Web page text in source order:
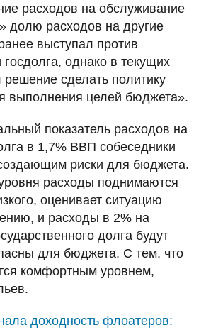
расходов на обслуживание
долю расходов на другие
выступал против
однако в текущих
сделать политику
выполнения целей бюджета».
показатель расходов на
в 1,7% ВВП собеседники
риски для бюджета.
расходы поднимаются
оценивает ситуацию
и расходы в 2% на
долга будут
для бюджета. С тем, что
комфортным уровнем,
доходность флоатеров: